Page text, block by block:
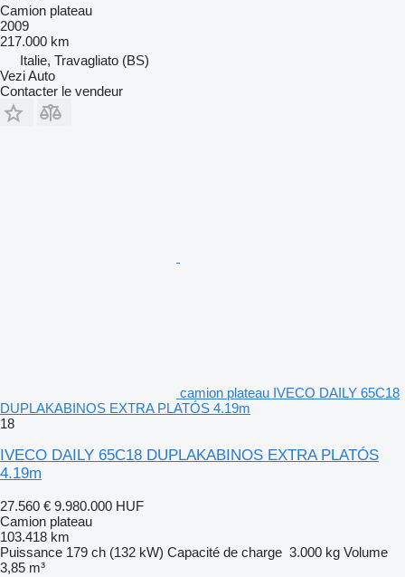
Camion plateau
2009
217.000 km
Italie, Travagliato (BS)
Vezi Auto
Contacter le vendeur
camion plateau IVECO DAILY 65C18
DUPLAKABINOS EXTRA PLATÓS 4.19m
18
IVECO DAILY 65C18 DUPLAKABINOS EXTRA PLATÓS
4.19m
27.560 € 9.980.000 HUF
Camion plateau
103.418 km
Puissance 179 ch (132 kW) Capacité de charge 3.000 kg Volume
3,85 m³